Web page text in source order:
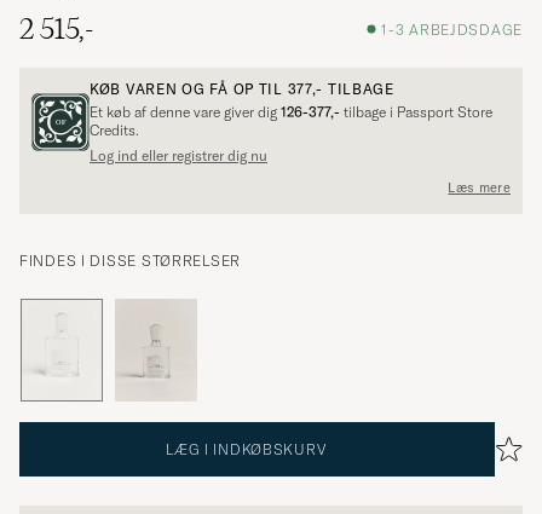
2 515,-
1-3 ARBEJDSDAGE
KØB VAREN OG FÅ OP TIL 377,- TILBAGE
Et køb af denne vare giver dig 126-377,- tilbage i Passport Store
Credits.
Log ind eller registrer dig nu
Læs mere
FINDES I DISSE STØRRELSER
LÆG I INDKØBSKURV